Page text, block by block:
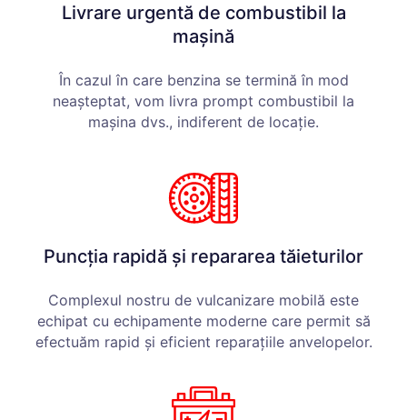
Livrare urgentă de combustibil la
mașină
În cazul în care benzina se termină în mod
neașteptat, vom livra prompt combustibil la
mașina dvs., indiferent de locație.
Puncția rapidă și repararea tăieturilor
Complexul nostru de vulcanizare mobilă este
echipat cu echipamente moderne care permit să
efectuăm rapid și eficient reparațiile anvelopelor.